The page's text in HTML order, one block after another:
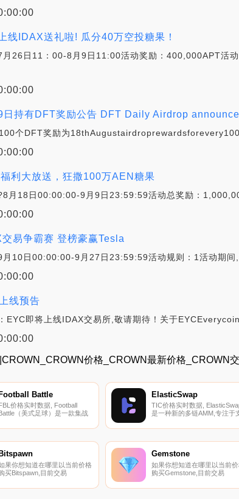
线IDAX送礼啦! 瓜分40万空投糖果！
月26日11：00-8月9日11:00活动奖励：400,000APT活
日持有DFT奖励公告 DFT Daily Airdrop
个DFT奖励为
利大放送，狂撒100万AEN糖果
月18日00:00:00-9月9日23:59:59活动总奖励：
易争霸赛 登榜豪赢Tesla
月10日00:00:00-9月27日23:59:59活动规则：1活动期
线预告
EYC即将上线IDAX交易所,敬请期待！关于
价格_CROWN最新价格_CROWN
Football Battle
价格实时数据, Football
（美式足球）是一款集战
。游戏开发商的灵感来源于
经济效益来制作更好、更有趣
的战斗游戏.
ElasticSwap
TIC价格实时数据,
是一种新的多链AMM,专注于
币。我们使用Uniswap不变公
在将基础重新绑定到侧面的过
中获得的代币.
Bitspawn
果你想知道在哪里以当前价格
买Bitspawn,目前交易
易所是MEXC、ProBit
Gemstone
如果你想知道在哪里以当前
购买Gemstone,目前交易
币交易所是